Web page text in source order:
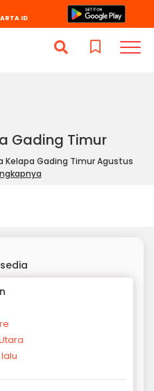
Gading Timur
Kelapa Gading Timur Agustus
ID